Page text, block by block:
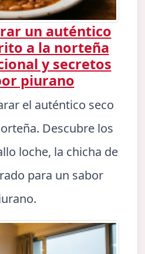
un auténtico
a la norteña
y secretos
piurano
el auténtico seco
Descubre los
loche, la chicha de
para un sabor